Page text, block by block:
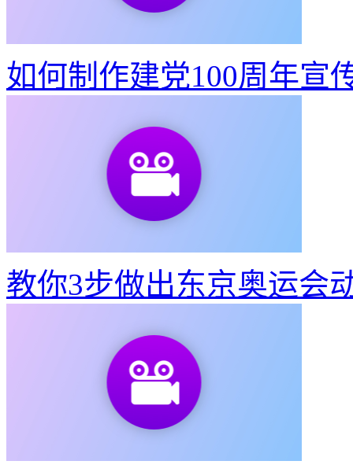
教你3步做出东京奥运会
视频转出既清晰又不大